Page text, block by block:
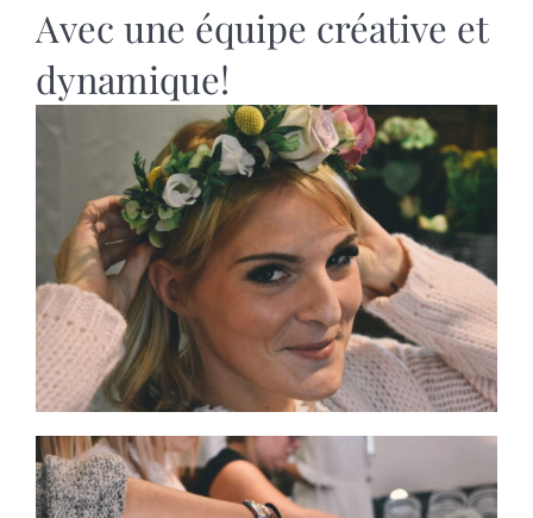
Avec une équipe créative et
dynamique!